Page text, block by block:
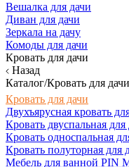
Вешалка для дачи
Диван для дачи
Зеркала на дачу
Комоды для дачи
Кровать для дачи
Назад
Каталог/Кровать для дачи
Кровать для дачи
Двухъярусная кровать
Кровать двуспальная для
Кровать односпальная
Кровать полуторная для
Мебель для ванной PIN